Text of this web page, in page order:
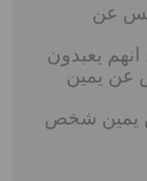
عن
يعبدون
عن يمين
شخص